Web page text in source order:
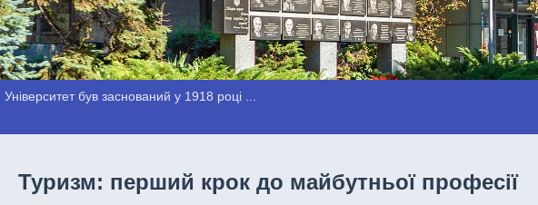
Університет був заснований у 1918 році ...
Туризм: перший крок до майбутньої професії